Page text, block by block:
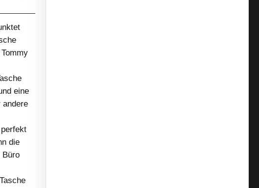
eine
andere
die
Büro